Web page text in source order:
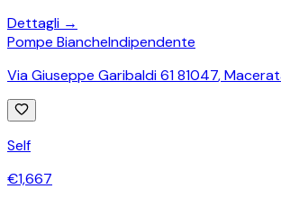
Dettagli →
Pompe BiancheIndipendente
Via Giuseppe Garibaldi 61 81047,
Self
€1,667